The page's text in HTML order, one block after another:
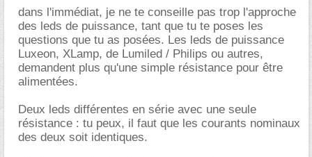
dans l'immédiat, je ne te conseille pas trop l'approche
des leds de puissance, tant que tu te poses les
questions que tu as posées. Les leds de puissance
Luxeon, XLamp, de Lumiled / Philips ou autres,
demandent plus qu'une simple résistance pour être
alimentées.
Deux leds différentes en série avec une seule
résistance : tu peux, il faut que les courants nominaux
des deux soit identiques.